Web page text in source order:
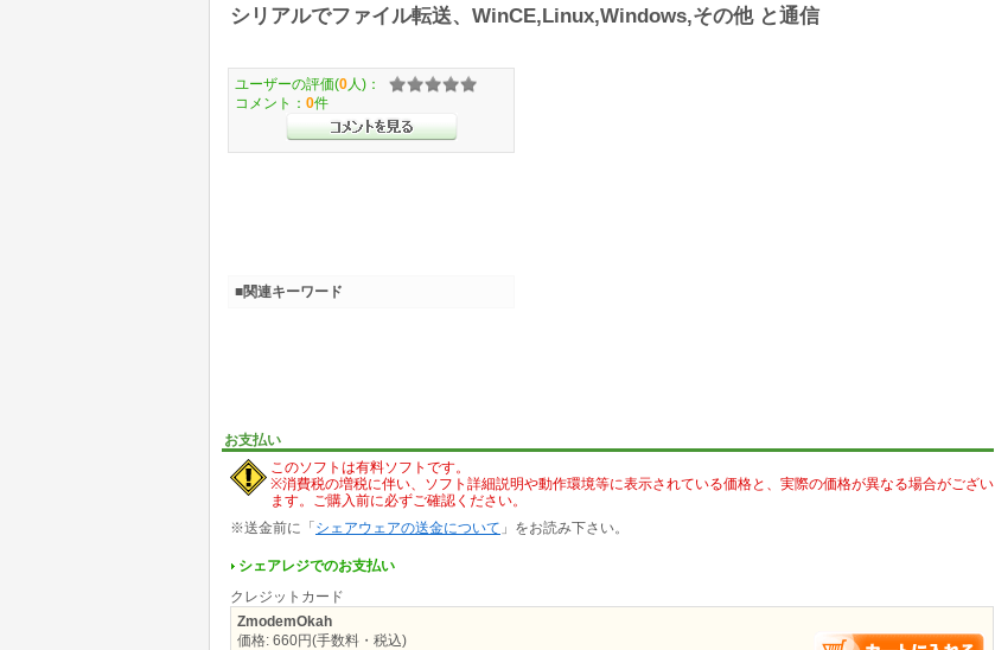
シリアルでファイル転送、WinCE,Linux,Windows,その他 と通信
お支払い
このソフトは有料ソフトです。
※消費税の増税に伴い、ソフト詳細説明や動作環境等に表示されている価格と、実際の価格が異なる場合がござい
ます。ご購入前に必ずご確認ください。
※送金前に「シェアウェアの送金について 」をお読み下さい。
シェアレジでのお支払い
クレジットカード
ZmodemOkah
価格: 660円(手数料・税込)
ユーザーの評価(0 人)：
コメント： 0件
■関連キーワード